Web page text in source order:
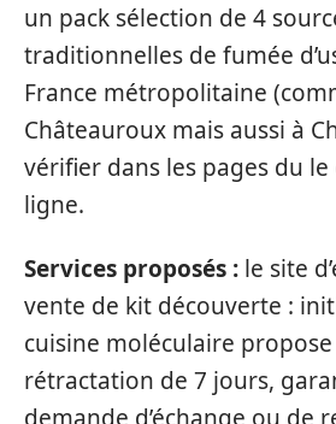
un pack sélection de 4
traditionnelles de fumée
France métropolitaine
Châteauroux mais aussi à
vérifier dans les pages du
ligne.
Services proposés : le site
vente de kit découverte :
cuisine moléculaire
rétractation de 7 jours,